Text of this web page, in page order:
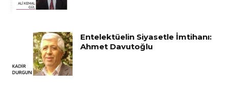
Entelektüelin Siyasetle İmtihanı:
Ahmet Davutoğlu